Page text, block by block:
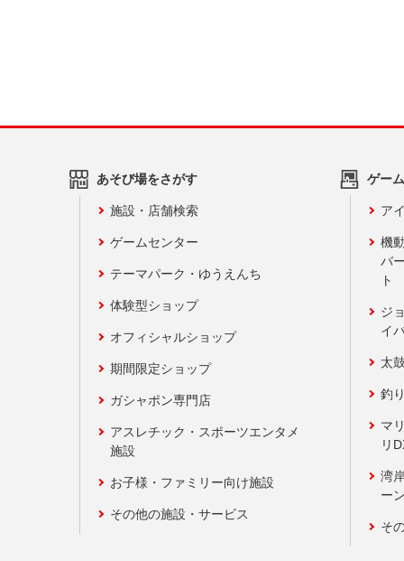
あそび場をさがす
施設・店舗検索
ゲームセンター
テーマパーク・ゆうえんち
体験型ショップ
オフィシャルショップ
期間限定ショップ
ガシャポン専門店
アスレチック・スポーツエンタメ
施設
お子様・ファミリー向け施設
その他の施設・サービス
ゲー
ア
機
バ
ト
ジ
イ
太
釣
マ
リ
湾
ー
そ